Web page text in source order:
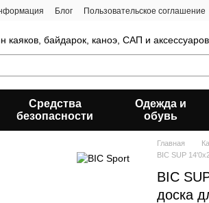
Блог Пользовательское соглашение
каяков, байдарок, каноэ, САП и
Средства
безопасности
Одежда и
обувь
Главная
BIC SUP
BIC
доска